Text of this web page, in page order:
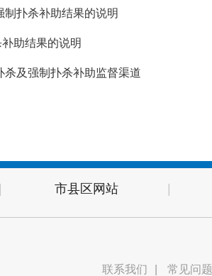
扑杀补助结果的说明
助结果的说明
及强制扑杀补助监督渠道
| 市县区网站 |
联系我们 常见问题